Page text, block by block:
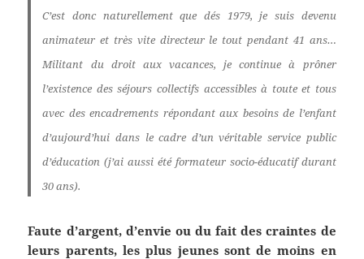
C’est donc naturellement que dés 1979, je suis devenu
animateur et très vite directeur le tout pendant 41 ans…
Militant du droit aux vacances, je continue à prôner
l’existence des séjours collectifs accessibles à toute et tous
avec des encadrements répondant aux besoins de l’enfant
d’aujourd’hui dans le cadre d’un véritable service public
d’éducation (j’ai aussi été formateur socio-éducatif durant
30 ans).
Faute d’argent, d’envie ou du fait des craintes de
leurs parents, les plus jeunes sont de moins en